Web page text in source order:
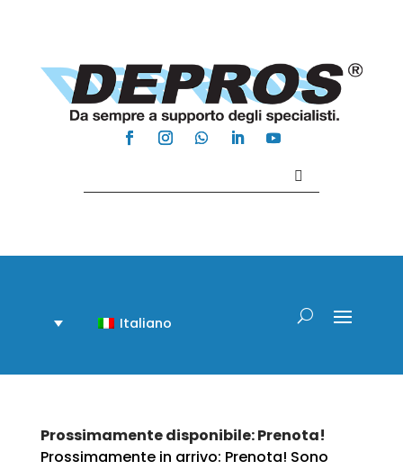
Italiano
Prossimamente disponibile: Prenota!
Prossimamente in arrivo: Prenota! Sono